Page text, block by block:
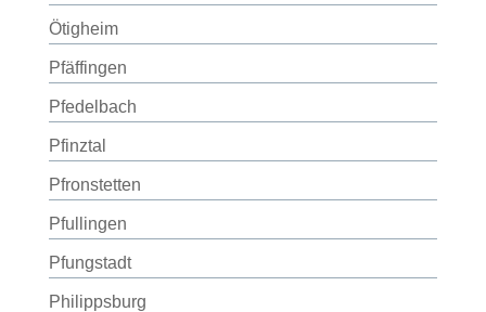
Ötigheim
Pfäffingen
Pfedelbach
Pfinztal
Pfronstetten
Pfullingen
Pfungstadt
Philippsburg